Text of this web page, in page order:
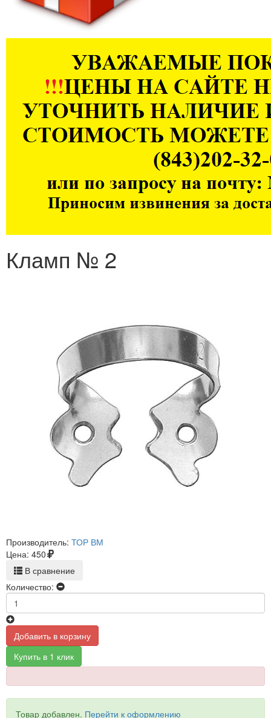
Кламп № 2
Производитель: ТОР ВМ
Цена: 450
В сравнение
Количество:
Добавить в корзину
Купить в 1 клик
Товар добавлен. Перейти к оформлению